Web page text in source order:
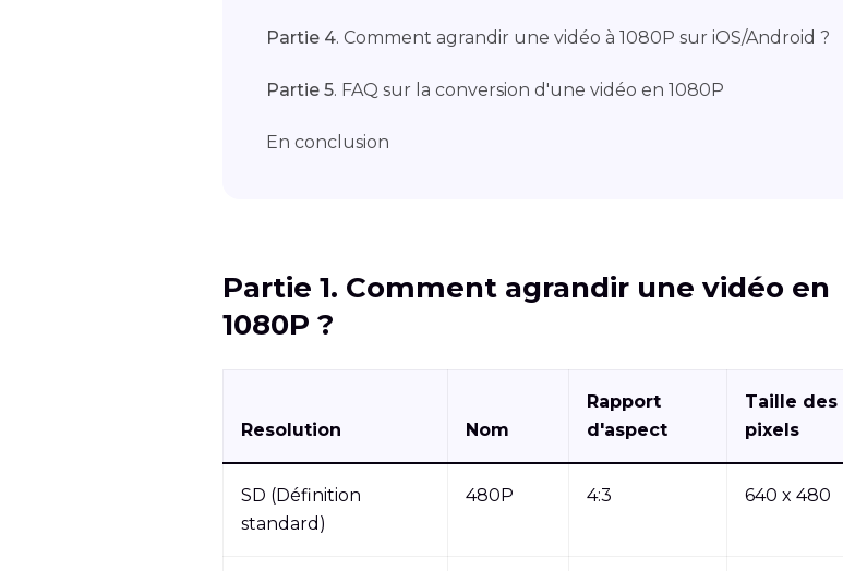
Partie 4. Comment agrandir une vidéo à 1080P sur iOS/Android ?
Partie 5. FAQ sur la conversion d'une vidéo en 1080P
En conclusion
Partie 1. Comment agrandir une vidéo en
1080P ?
Resolution Nom
Rapport
d'aspect
Taille des
pixels
SD (Définition
standard)
480P 4:3 640 x 480